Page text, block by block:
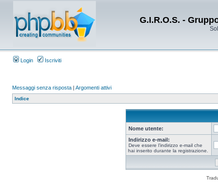
G.I.R.O.S. -
Login Iscriviti
Messaggi senza risposta | Argomenti attivi
Indice
Nome utente:
Indirizzo e-mail:
Deve essere l’indirizzo e-mail che
hai inserito durante la registrazione.